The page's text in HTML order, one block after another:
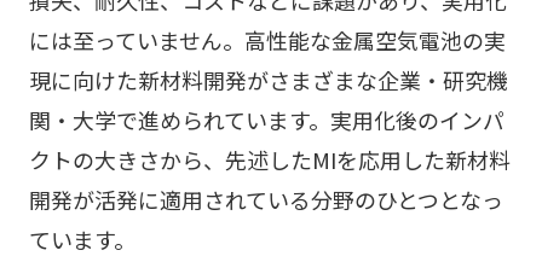
には至っていません。高性能な金属空気電池の実
現に向けた新材料開発がさまざまな企業・研究機
関・大学で進められています。実用化後のインパ
クトの大きさから、先述したMIを応用した新材料
開発が活発に適用されている分野のひとつとなっ
ています。